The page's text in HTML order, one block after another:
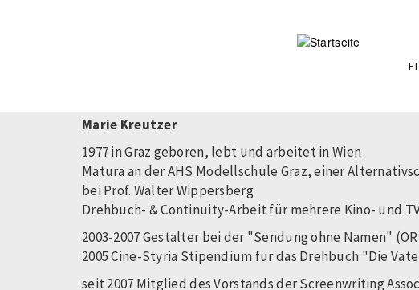
Marie Kreutzer
1977 in Graz geboren, lebt und arbeitet in Wien
Matura an der AHS Modellschule Graz, einer
bei Prof. Walter Wippersberg
Drehbuch- & Continuity-Arbeit für mehrere Kino- und
2003-2007 Gestalter bei der "Sendung ohne Namen"
2005 Cine-Styria Stipendium für das Drehbuch "Die
seit 2007 Mitglied des Vorstands der Screenwriting